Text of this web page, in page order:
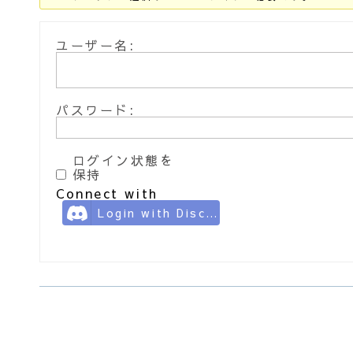
ユーザー名:
パスワード:
ログイン状態を
保持
Connect with
Login with Discord